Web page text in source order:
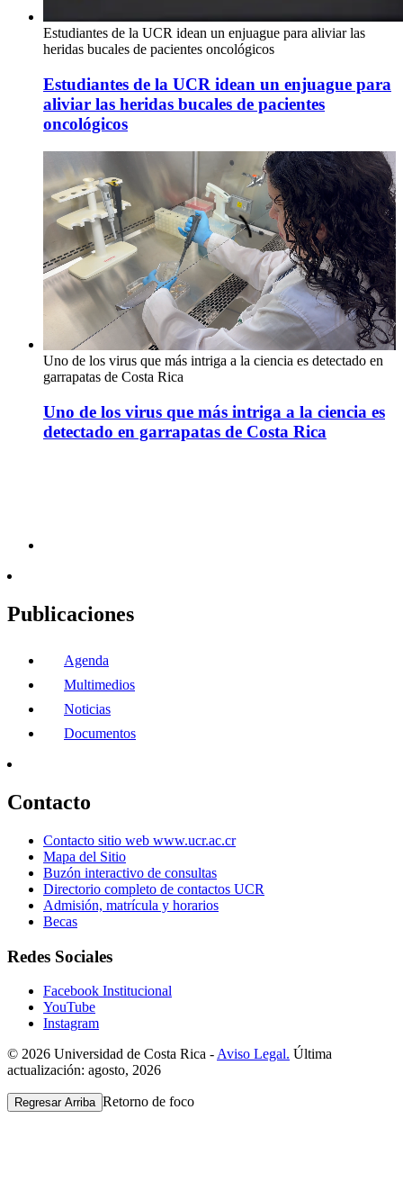
Estudiantes de la UCR idean un enjuague para aliviar las
heridas bucales de pacientes oncológicos
Estudiantes de la UCR idean un enjuague para
aliviar las heridas bucales de pacientes
oncológicos
Uno de los virus que más intriga a la ciencia es detectado en
garrapatas de Costa Rica
Uno de los virus que más intriga a la ciencia es
detectado en garrapatas de Costa Rica
Publicaciones
Agenda
Multimedios
Noticias
Documentos
Contacto
Contacto sitio web www.ucr.ac.cr
Mapa del Sitio
Buzón interactivo de consultas
Directorio completo de contactos UCR
Admisión, matrícula y horarios
Becas
Redes Sociales
Facebook Institucional
YouTube
Instagram
© 2026 Universidad de Costa Rica -Aviso Legal. Última
actualización: agosto, 2026
Regresar Arriba Retorno de foco